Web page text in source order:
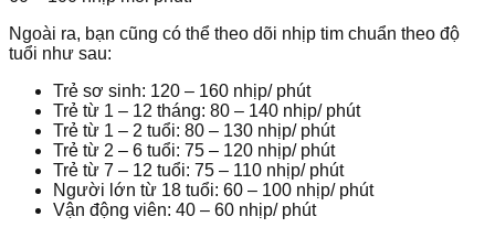
Ngoài ra, bạn cũng có thể theo dõi nhịp tim chuẩn theo độ
tuổi như sau:
Trẻ sơ sinh: 120 – 160 nhịp/ phút
Trẻ từ 1 – 12 tháng: 80 – 140 nhịp/ phút
Trẻ từ 1 – 2 tuổi: 80 – 130 nhịp/ phút
Trẻ từ 2 – 6 tuổi: 75 – 120 nhịp/ phút
Trẻ từ 7 – 12 tuổi: 75 – 110 nhịp/ phút
Người lớn từ 18 tuổi: 60 – 100 nhịp/ phút
Vận động viên: 40 – 60 nhịp/ phút